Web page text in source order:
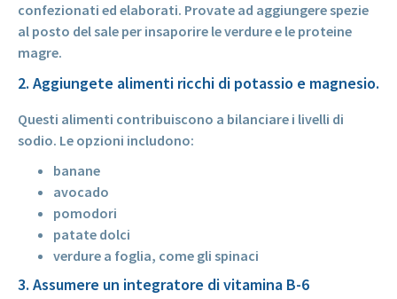
confezionati ed elaborati. Provate ad aggiungere spezie
al posto del sale per insaporire le verdure e le proteine
magre.
2. Aggiungete alimenti ricchi di potassio e magnesio.
Questi alimenti contribuiscono a bilanciare i livelli di
sodio. Le opzioni includono:
banane
avocado
pomodori
patate dolci
verdure a foglia, come gli spinaci
3. Assumere un integratore di vitamina B-6